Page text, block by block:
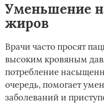
Уменьшение
жиров
Врачи часто просят
высоким кровяным
потребление
очередь, помогает
заболеваний и